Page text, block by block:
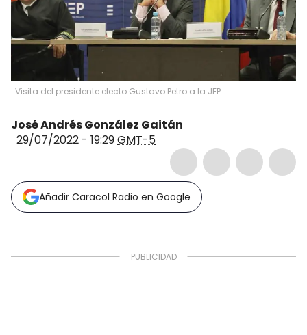
Visita del presidente electo Gustavo Petro a la JEP
José Andrés González Gaitán
29/07/2022 - 19:29GMT-5
Añadir Caracol Radio en Google